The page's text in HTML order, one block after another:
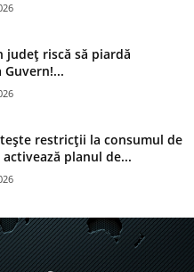
riscă să piardă
restricții la consumul de
planul de...